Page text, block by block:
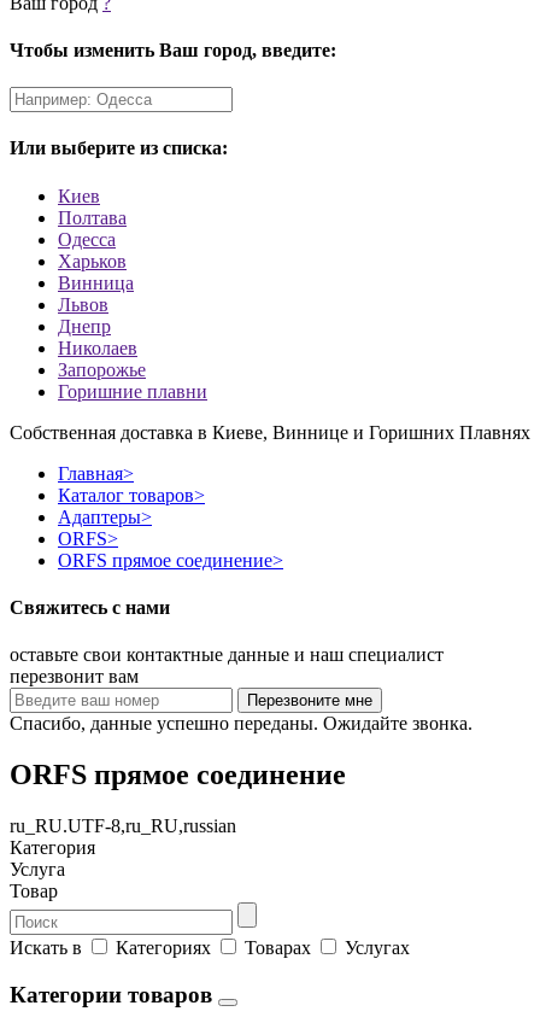
Чтобы изменить Ваш город, введите:
Или выберите из списка:
Киев
Полтава
Одесса
Харьков
Винница
Львов
Днепр
Николаев
Запорожье
Горишние плавни
Собственная доставка в Киеве, Виннице и Горишних Плавнях
Главная>
Каталог товаров>
Адаптеры>
ORFS>
ORFS прямое соединение>
Свяжитесь с нами
оставьте свои контактные данные и наш специалист
перезвонит вам
Спасибо, данные успешно переданы. Ожидайте звонка.
ORFS прямое соединение
ru_RU.UTF-8,ru_RU,russian
Категория
Услуга
Товар
Искать в Категориях Товарах Услугах
Категории товаров